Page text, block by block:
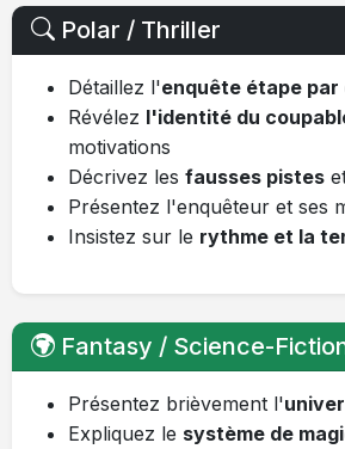
Polar / Thriller
Détaillez l'enquête étape par
Révélez l'identité du
motivations
Décrivez les fausses pistes
Présentez l'enquêteur et ses
Insistez sur le rythme et la
Fantasy / Science-
Présentez brièvement l'
Expliquez le système de